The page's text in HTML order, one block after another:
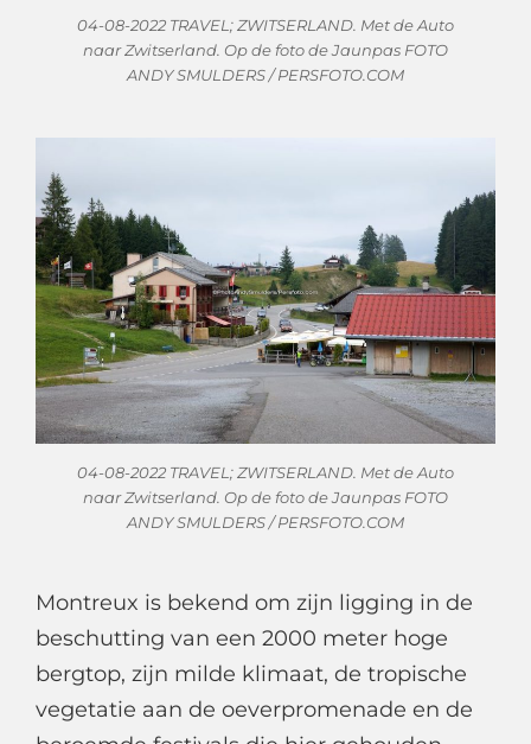
04-08-2022 TRAVEL; ZWITSERLAND. Met de Auto
naar Zwitserland. Op de foto de Jaunpas FOTO
ANDY SMULDERS / PERSFOTO.COM
04-08-2022 TRAVEL; ZWITSERLAND. Met de Auto
naar Zwitserland. Op de foto de Jaunpas FOTO
ANDY SMULDERS / PERSFOTO.COM
Montreux is bekend om zijn ligging in de
beschutting van een 2000 meter hoge
bergtop, zijn milde klimaat, de tropische
vegetatie aan de oeverpromenade en de